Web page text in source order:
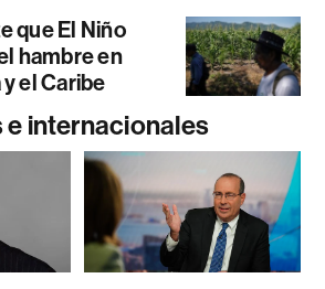
que El Niño
hambre en
el Caribe
internacionales